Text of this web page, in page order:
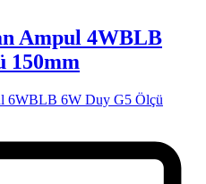
Ampul 4WBLB
150mm